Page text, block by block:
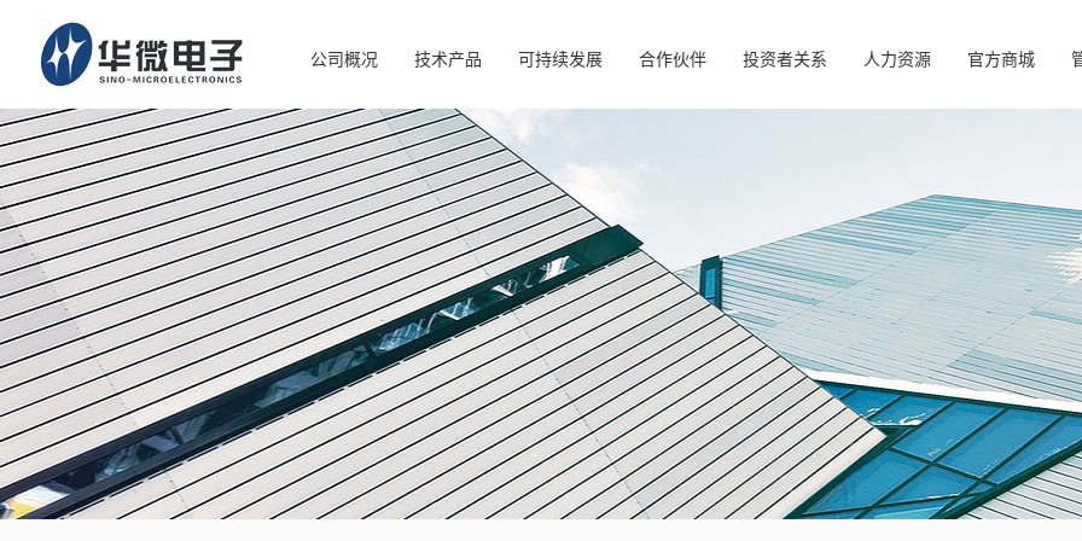
公司概况 技术产品 可持续发展 合作伙伴 投资者关系 人力资源 官方商城